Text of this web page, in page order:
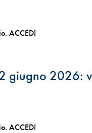
ACCEDI
giugno 2026:
ACCEDI